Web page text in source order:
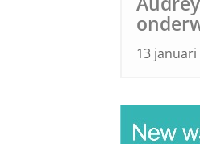
13 januari